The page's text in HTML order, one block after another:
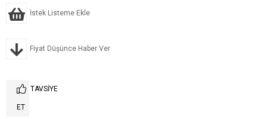
İstek Listeme Ekle
Fiyat Düşünce Haber Ver
TAVSIYE
ET